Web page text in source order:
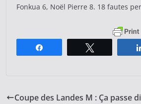
Fonkua 6, Noël Pierre 8. 18 fautes
Coupe des Landes M : Ça passe